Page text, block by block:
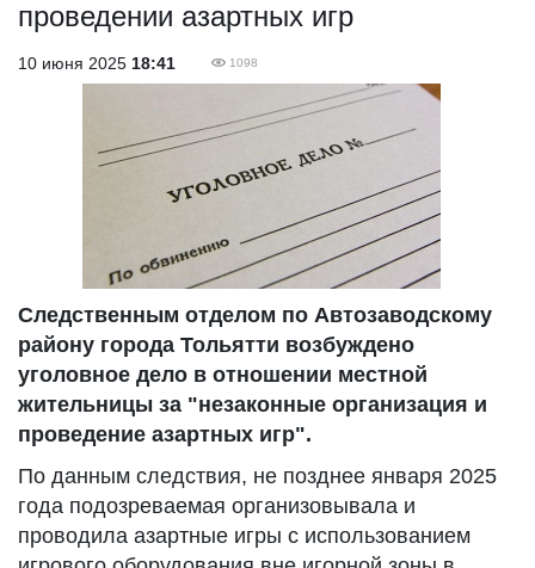
проведении азартных игр
10 июня 2025 18:41 1098
Следственным отделом по Автозаводскому
району города Тольятти возбуждено
уголовное дело в отношении местной
жительницы за "незаконные организация и
проведение азартных игр".
По данным следствия, не позднее января 2025
года подозреваемая организовывала и
проводила азартные игры с использованием